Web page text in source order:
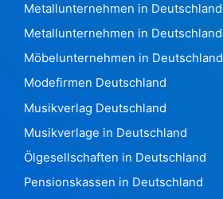
Malediven848
Mali474
Malta 73088
Martinique 39.969
Mauritius 14.383
Mexiko 400.439
Mikronesien240
Moldawien 102.272
Metallunternehmen in Deutschland
Metallunternehmen in Deutschland
Möbelunternehmen in Deutschland
Modefirmen Deutschland
Musikverlag Deutschland
Musikverlage in Deutschland
Ölgesellschaften in Deutschland
Pensionskassen in Deutschland